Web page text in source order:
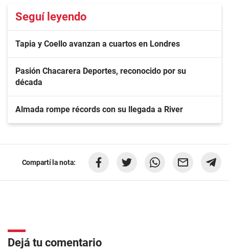
Seguí leyendo
Tapia y Coello avanzan a cuartos en Londres
Pasión Chacarera Deportes, reconocido por su
década
Almada rompe récords con su llegada a River
Compartí la nota:
Dejá tu comentario